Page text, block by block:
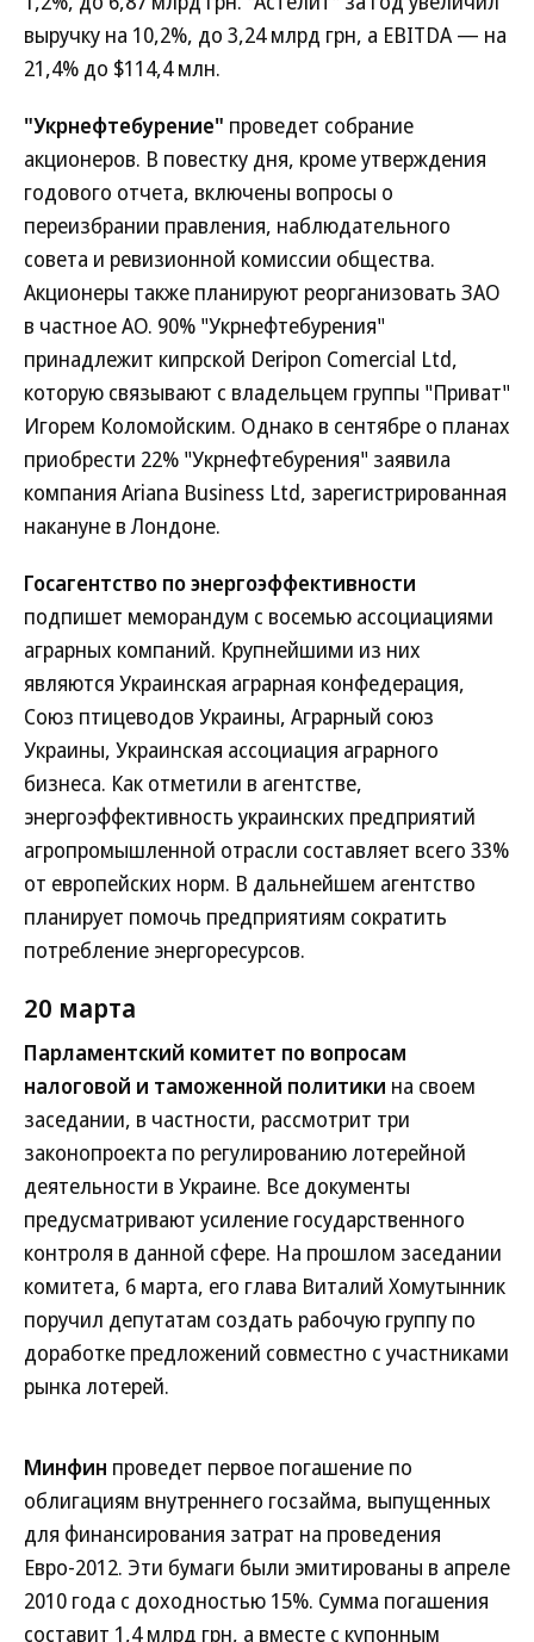
выручку на 10,2%, до 3,24 млрд грн, а EBITDA — на
21,4% до $114,4 млн.
"Укрнефтебурение" проведет собрание
акционеров. В повестку дня, кроме утверждения
годового отчета, включены вопросы о
переизбрании правления, наблюдательного
совета и ревизионной комиссии общества.
Акционеры также планируют реорганизовать ЗАО
в частное АО. 90% "Укрнефтебурения"
принадлежит кипрской Deripon Comercial Ltd,
которую связывают с владельцем группы "Приват"
Игорем Коломойским. Однако в сентябре о планах
приобрести 22% "Укрнефтебурения" заявила
компания Ariana Business Ltd, зарегистрированная
накануне в Лондоне.
Госагентство по энергоэффективности
подпишет меморандум с восемью ассоциациями
аграрных компаний. Крупнейшими из них
являются Украинская аграрная конфедерация,
Союз птицеводов Украины, Аграрный союз
Украины, Украинская ассоциация аграрного
бизнеса. Как отметили в агентстве,
энергоэффективность украинских предприятий
агропромышленной отрасли составляет всего 33%
от европейских норм. В дальнейшем агентство
планирует помочь предприятиям сократить
потребление энергоресурсов.
20 марта
Парламентский комитет по вопросам
налоговой и таможенной политики на своем
заседании, в частности, рассмотрит три
законопроекта по регулированию лотерейной
деятельности в Украине. Все документы
предусматривают усиление государственного
контроля в данной сфере. На прошлом заседании
комитета, 6 марта, его глава Виталий Хомутынник
поручил депутатам создать рабочую группу по
доработке предложений совместно с участниками
рынка лотерей.
Минфин проведет первое погашение по
облигациям внутреннего госзайма, выпущенных
для финансирования затрат на проведения
Евро-2012. Эти бумаги были эмитированы в апреле
2010 года с доходностью 15%. Сумма погашения
составит 1,4 млрд грн, а вместе с купонным